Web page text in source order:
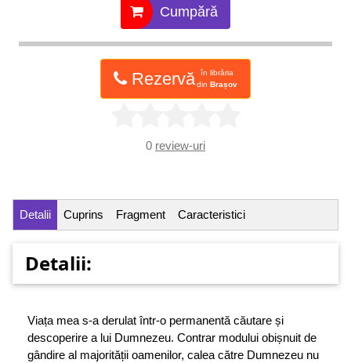
Cumpără
Rezervă
în librăria
din Brașov
0 review-uri
Detalii Cuprins Fragment Caracteristici
Detalii:
Viața mea s-a derulat într-o permanentă căutare și
descoperire a lui Dumnezeu. Contrar modului obișnuit de
gândire al majorității oamenilor, calea către Dumnezeu nu